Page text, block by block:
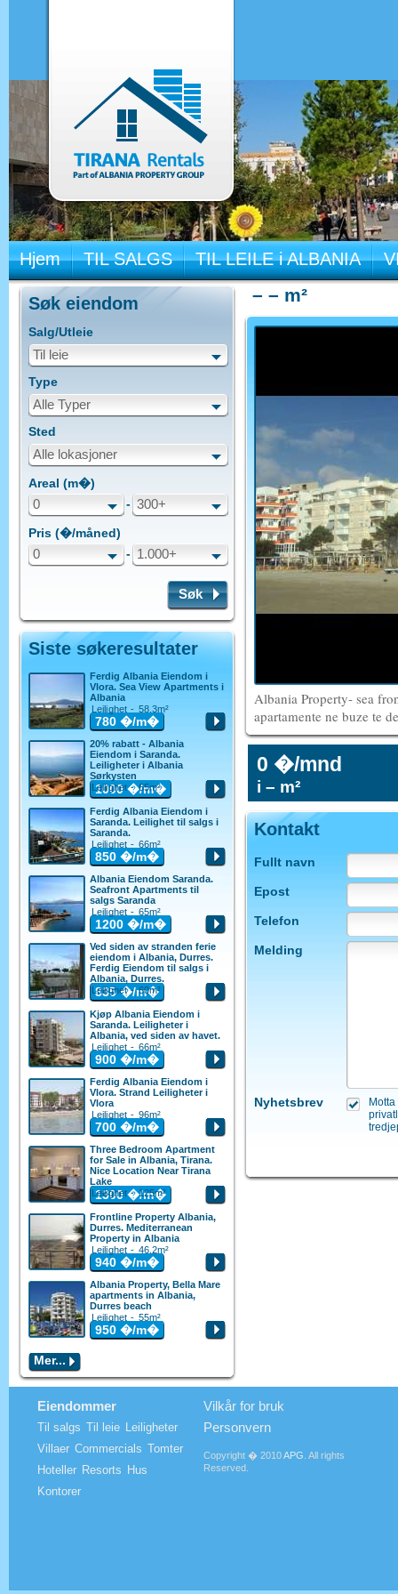
Hjem TIL SALGS TIL LEILE i ALBANIA
– – m²
Albania Property- sea
apartamente ne buze te
0 �/mnd
i – m²
Kontakt
Fullt navn
Epost
Telefon
Melding
Nyhetsbrev
Søk eiendom
Salg/Utleie
Til leie
Type
Alle Typer
Sted
Alle lokasjoner
Areal (m�)
0 - 300+
Pris (�/måned)
0 - 1.000+
Søk
Siste søkeresultater
Ferdig Albania Eiendom i
Vlora. Sea View Apartments i
Albania
Leilighet - 58.3m²
780 �/m�
20% rabatt - Albania
Eiendom i Saranda.
Leiligheter i Albania
Sørkysten
Leilighet - 65m²
1000�/m�
Ferdig Albania Eiendom i
Saranda. Leilighet til salgs i
Saranda.
Leilighet - 66m²
850 �/m�
Albania Eiendom Saranda.
Seafront Apartments til
salgs Saranda
Leilighet - 65m²
1200 �/m�
Ved siden av stranden ferie
eiendom i Albania, Durres.
Ferdig Eiendom til salgs i
Albania, Durres.
Leilighet - 60m²
835�/m�
Kjøp Albania Eiendom i
Saranda. Leiligheter i
Albania, ved siden av havet.
Leilighet - 66m²
900 �/m�
Ferdig Albania Eiendom i
Vlora. Strand Leiligheter i
Vlora
Leilighet - 96m²
700 �/m�
Three Bedroom Apartment
for Sale in Albania, Tirana.
Nice Location Near Tirana
Lake
Leilighet - 125m²
1300�/m�
Frontline Property Albania,
Durres. Mediterranean
Property in Albania
Leilighet - 46.2m²
940 �/m�
Albania Property, Bella Mare
apartments in Albania,
Durres beach
Leilighet - 55m²
950 �/m�
Mer...
Eiendommer
Til salgs Til leie Leiligheter
Villaer Commercials Tomter
Hoteller Resorts Hus
Kontorer
Vilkår for bruk
Personvern
Copyright � 2010APG . All rights
Reserved.